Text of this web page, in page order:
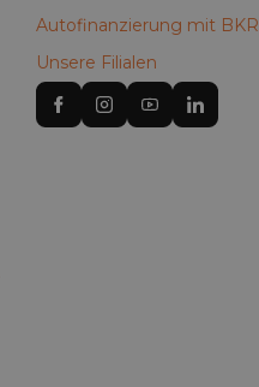
Autofinanzierung mit BKR
Unsere Filialen